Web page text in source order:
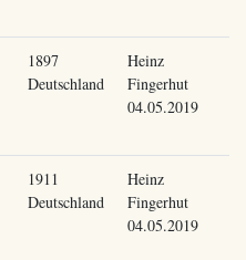
1897
Deutschland
Heinz
Fingerhut
04.05.2019
1911
Deutschland
Heinz
Fingerhut
04.05.2019